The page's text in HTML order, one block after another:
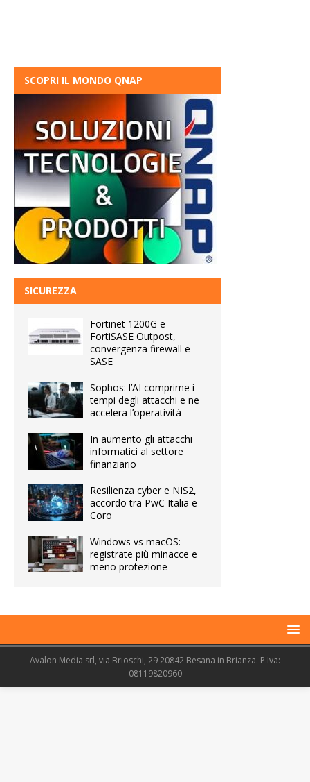
SCOPRI IL MONDO QNAP
SICUREZZA
Fortinet 1200G e
FortiSASE Outpost,
convergenza firewall e
SASE
Sophos: l’AI comprime i
tempi degli attacchi e ne
accelera l’operatività
In aumento gli attacchi
informatici al settore
finanziario
Resilienza cyber e NIS2,
accordo tra PwC Italia e
Coro
Windows vs macOS:
registrate più minacce e
meno protezione
Avalon Media srl, via Brioschi, 29 20842 Besana in Brianza. P.Iva:
08119820960